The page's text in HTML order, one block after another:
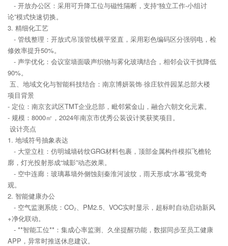
- 开放办公区：采用可升降工位与磁性隔断，支持“独立工作-小组讨
论”模式快速切换。
3. 精细化工艺
- 管线整理：开放式吊顶管线横平竖直，采用彩色编码区分强弱电，检
修效率提升50%。
- 声学优化：会议室墙面吸声织物与雾化玻璃结合，相邻会议干扰降低
90%。
五、地域文化与智能科技结合：南京博妍装饰·徐庄软件园某总部大楼
项目背景
- 定位：南京玄武区TMT企业总部，毗邻紫金山，融合六朝文化元素。
- 规模：8000㎡，2024年南京市优秀公装设计奖获奖项目。
设计亮点
1. 地域符号抽象表达
- 大堂立柱：仿明城墙砖纹GRG材料包裹，顶部金属构件模拟飞檐轮
廓，灯光投射形成“城影”动态效果。
- 空中连廊：玻璃幕墙外侧蚀刻秦淮河波纹，雨天形成“水幕”视觉奇
观。
2. 智能健康办公
- 空气监测系统：CO₂、PM2.5、VOC实时显示，超标时自动启动新风
+净化联动。
- **智能工位**：集成心率监测、久坐提醒功能，数据同步至员工健康
APP，异常时推送休息建议。